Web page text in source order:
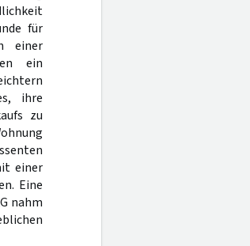
für
einer
ein
ihre
zu
einer
Eine
nahm